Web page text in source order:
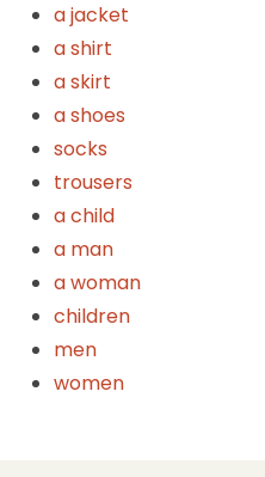
a jacket
a shirt
a skirt
a shoes
socks
trousers
a child
a man
a woman
children
men
women